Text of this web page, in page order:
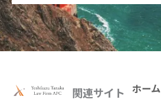
関連サイト ホーム